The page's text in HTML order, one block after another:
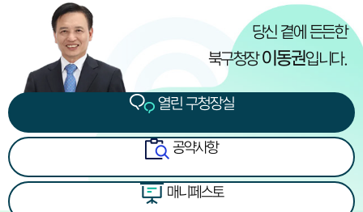
열린 구청장실
당신 곁에 든든한
북구청장이동권입니다.
열린 구청장실
공약사항
매니페스토